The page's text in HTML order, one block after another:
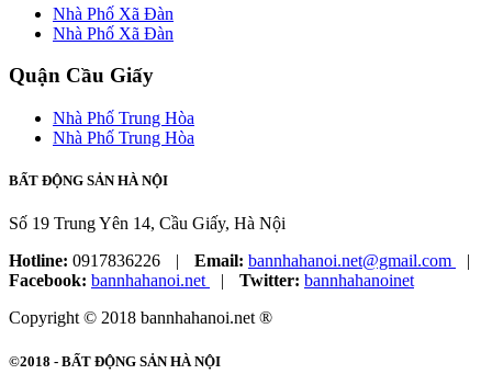
Nhà Phố Xã Đàn
Nhà Phố Xã Đàn
Quận Cầu Giấy
Nhà Phố Trung Hòa
Nhà Phố Trung Hòa
BẤT ĐỘNG SẢN HÀ NỘI
Số 19 Trung Yên 14, Cầu Giấy, Hà Nội
Hotline: 0917836226 | Email: bannhahanoi.net@gmail.com
|
Facebook: bannhahanoi.net | Twitter: bannhahanoinet
Copyright © 2018 bannhahanoi.net ®
©2018 - BẤT ĐỘNG SẢN HÀ NỘI